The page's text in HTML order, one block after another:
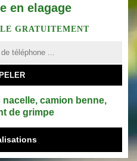
en elagage
GRATUITEMENT
camion benne,
de grimpe